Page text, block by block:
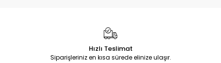
Hızlı Teslimat
Siparişleriniz en kısa sürede elinize ulaşır.